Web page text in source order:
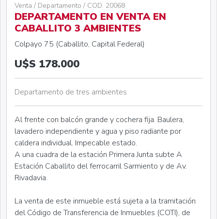
Venta / Departamento / COD. 20068
DEPARTAMENTO EN VENTA EN
CABALLITO 3 AMBIENTES
Colpayo 75 (Caballito, Capital Federal)
U$S 178.000
Departamento de tres ambientes
Al frente con balcón grande y cochera fija. Baulera,
lavadero independiente y agua y piso radiante por
caldera individual. Impecable estado.
A una cuadra de la estación Primera Junta subte A
Estación Caballito del ferrocarril Sarmiento y de Av.
Rivadavia.
La venta de este inmueble está sujeta a la tramitación
del Código de Transferencia de Inmuebles (COTI), de